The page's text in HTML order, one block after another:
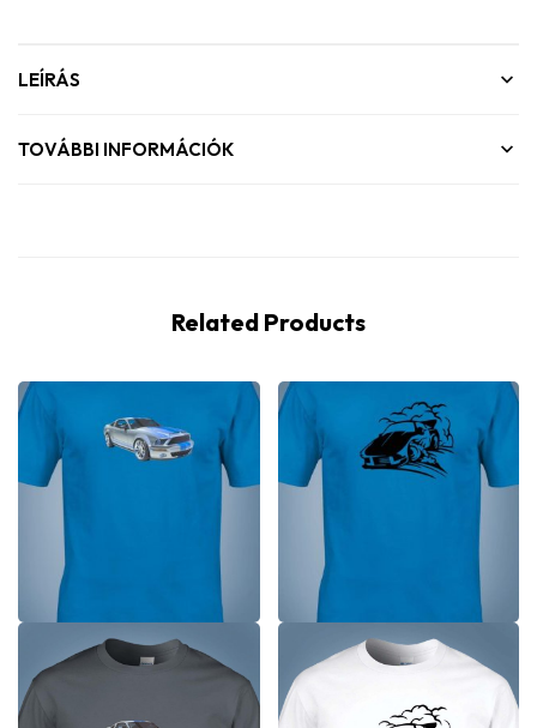
LEÍRÁS
TOVÁBBI INFORMÁCIÓK
Related Products